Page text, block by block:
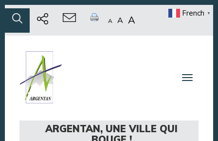
A A A
French ▼
Toggle
ARGENTAN, UNE VILLE QUI